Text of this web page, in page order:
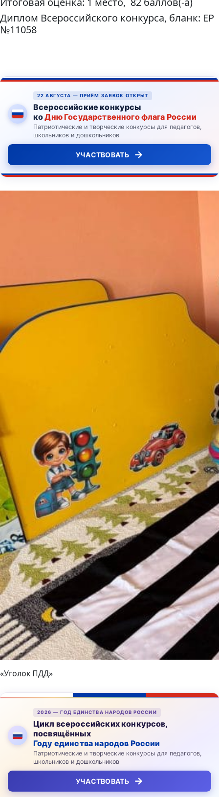
Диплом Всероссийского конкурса, бланк: ЕР
№11058
22 АВГУСТА — ПРИЁМ ЗАЯВОК ОТКРЫТ
Всероссийские конкурсы
коДню Государственного флага России
Патриотические и творческие конкурсы для педагогов,
школьников и дошкольников
УЧАСТВОВАТЬ →
«Уголок ПДД»
2026 — ГОД ЕДИНСТВА НАРОДОВ РОССИИ
Цикл всероссийских конкурсов,
посвящённых
Году единства народов России
Патриотические и творческие конкурсы для педагогов,
школьников и дошкольников
УЧАСТВОВАТЬ →